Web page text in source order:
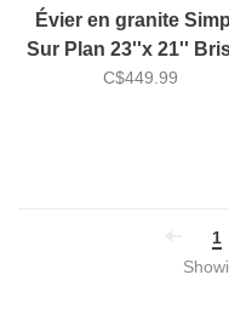
Évier en granite
Sur Plan 23''x 21''
C$449.99
1